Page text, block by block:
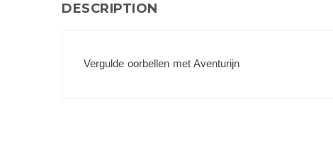
DESCRIPTION
Vergulde oorbellen met Aventurijn